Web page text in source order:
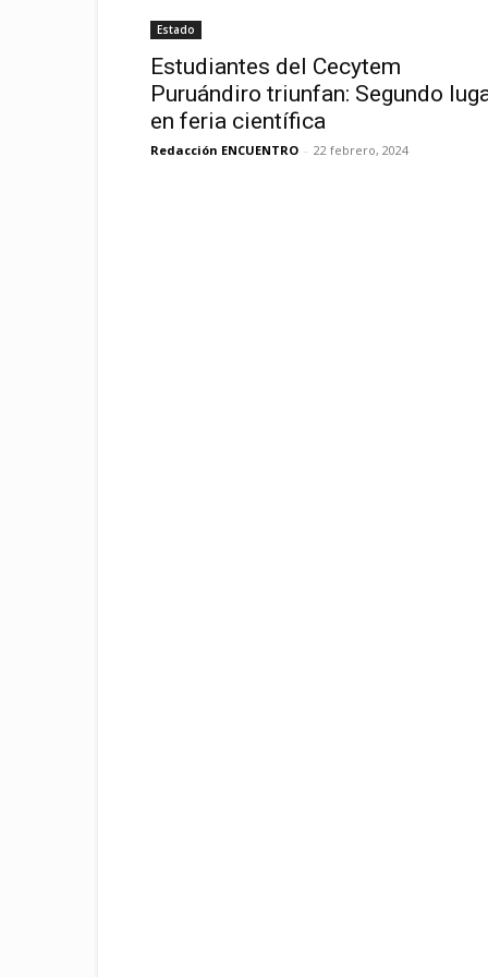
Estado
Estudiantes del Cecytem
Puruándiro triunfan: Segundo
en feria científica
Redacción ENCUENTRO - 22 febrero, 2024